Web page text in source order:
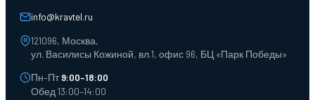
Тележки для склада
info@kravtel.ru
121096, Москва,
ул. Василисы Кожиной, вл.1, офис 96, БЦ «Парк Победы»
Пн–Пт9:00–18:00
Обед 13:00–14:00